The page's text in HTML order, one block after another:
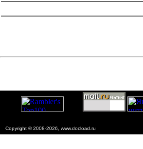
Copyright © 2008-2026, www.docload.ru